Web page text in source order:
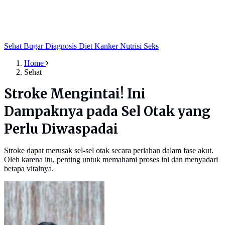
Sehat BugarDiagnosis Diet KankerNutrisi Seks
Home
Sehat
Stroke Mengintai! Ini
Dampaknya pada Sel Otak yang
Perlu Diwaspadai
Stroke dapat merusak sel-sel otak secara perlahan dalam fase akut.
Oleh karena itu, penting untuk memahami proses ini dan menyadari
betapa vitalnya.